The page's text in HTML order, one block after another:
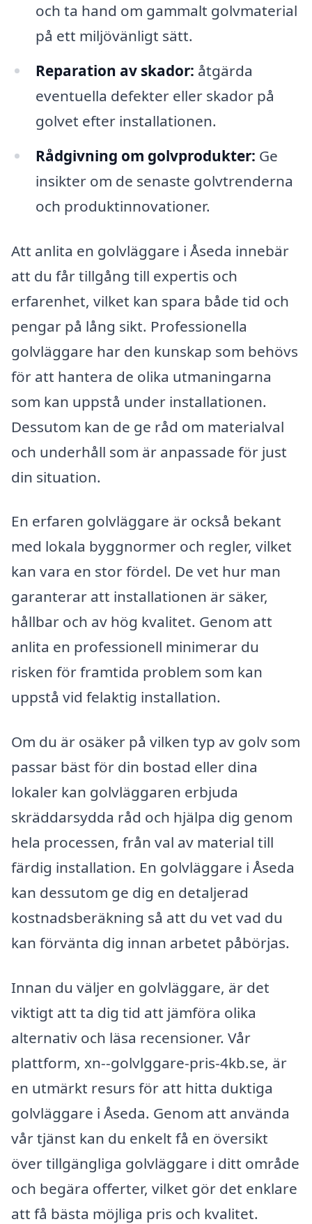
och ta hand om gammalt golvmaterial
på ett miljövänligt sätt.
Reparation av skador: åtgärda
eventuella defekter eller skador på
golvet efter installationen.
Rådgivning om golvprodukter: Ge
insikter om de senaste golvtrenderna
och produktinnovationer.
Att anlita en golvläggare i Åseda innebär
att du får tillgång till expertis och
erfarenhet, vilket kan spara både tid och
pengar på lång sikt. Professionella
golvläggare har den kunskap som behövs
för att hantera de olika utmaningarna
som kan uppstå under installationen.
Dessutom kan de ge råd om materialval
och underhåll som är anpassade för just
din situation.
En erfaren golvläggare är också bekant
med lokala byggnormer och regler, vilket
kan vara en stor fördel. De vet hur man
garanterar att installationen är säker,
hållbar och av hög kvalitet. Genom att
anlita en professionell minimerar du
risken för framtida problem som kan
uppstå vid felaktig installation.
Om du är osäker på vilken typ av golv som
passar bäst för din bostad eller dina
lokaler kan golvläggaren erbjuda
skräddarsydda råd och hjälpa dig genom
hela processen, från val av material till
färdig installation. En golvläggare i Åseda
kan dessutom ge dig en detaljerad
kostnadsberäkning så att du vet vad du
kan förvänta dig innan arbetet påbörjas.
Innan du väljer en golvläggare, är det
viktigt att ta dig tid att jämföra olika
alternativ och läsa recensioner. Vår
plattform, xn--golvlggare-pris-4kb.se, är
en utmärkt resurs för att hitta duktiga
golvläggare i Åseda. Genom att använda
vår tjänst kan du enkelt få en översikt
över tillgängliga golvläggare i ditt område
och begära offerter, vilket gör det enklare
att få bästa möjliga pris och kvalitet.